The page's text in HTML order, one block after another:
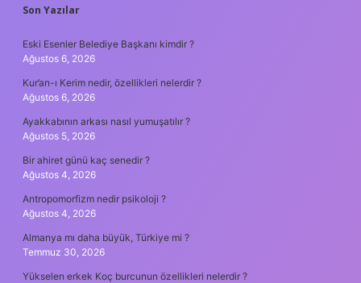
SIDEBAR
Son Yazılar
Eski Esenler Belediye Başkanı kimdir ?
Ağustos 6, 2026
Kur’an-ı Kerim nedir, özellikleri nelerdir ?
Ağustos 6, 2026
Ayakkabının arkası nasıl yumuşatılır ?
Ağustos 5, 2026
Bir ahiret günü kaç senedir ?
Ağustos 4, 2026
Antropomorfizm nedir psikoloji ?
Ağustos 4, 2026
Almanya mı daha büyük, Türkiye mi ?
Temmuz 30, 2026
Yükselen erkek Koç burcunun özellikleri nelerdir ?